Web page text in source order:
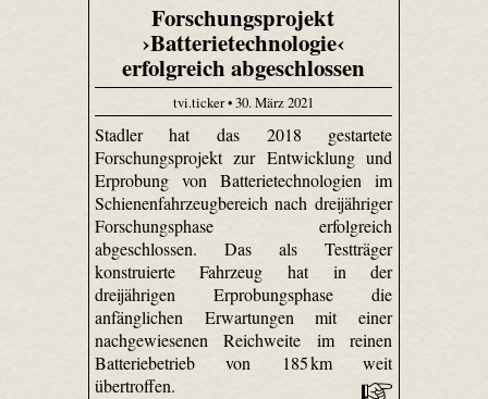
Forschungsprojekt
›Batterietechnologie‹
erfolgreich abgeschlossen
tvi.ticker • 30. März 2021
Stadler hat das 2018 gestartete
Forschungsprojekt zur Entwicklung und
Erprobung von Batterietechnologien im
Schienenfahrzeugbereich nach dreijähriger
Forschungsphase erfolgreich
abgeschlossen. Das als Testträger
konstruierte Fahrzeug hat in der
dreijährigen Erprobungsphase die
anfänglichen Erwartungen mit einer
nachgewiesenen Reichweite im reinen
Batteriebetrieb von 185 km weit
übertroffen.